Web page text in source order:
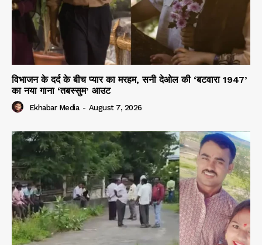
विभाजन के दर्द के बीच प्यार का मरहम, सनी देओल की ‘बटवारा 1947’
का नया गाना ‘तबस्सुम’ आउट
Ekhabar Media - August 7, 2026